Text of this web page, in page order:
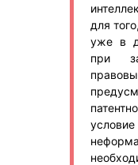
для
уже в
при